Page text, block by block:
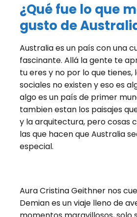
¿Qué fue lo que
gusto de
Australia es un país con una
fascinante. Allá la gente te
tu eres y no por lo que tienes,
sociales no existen y eso es
algo es un país de primer
tambien estan los paisajes
y la arquitectura, pero cosas
las que hacen que Australia
especial.
Aura Cristina Geithner nos
Demian es un viaje lleno de